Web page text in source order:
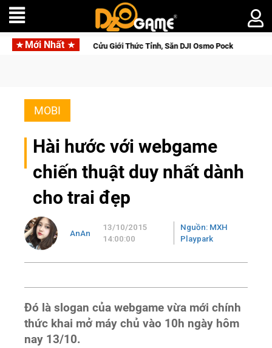
Mới Nhất
Cửu Giới Thức Tỉnh, Săn DJI Osmo Pocket 3 Ngay Hôm Nay
MOBI
Hài hước với webgame
chiến thuật duy nhất dành
cho trai đẹp
AnAn
13/10/2015
14:00:00
Nguồn: MXH
Playpark
Đó là slogan của webgame vừa mới chính
thức khai mở máy chủ vào 10h ngày hôm
nay 13/10.